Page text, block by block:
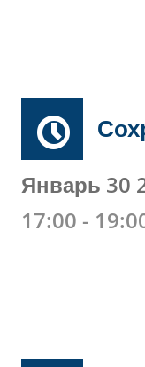
Январь 30
17:00 -